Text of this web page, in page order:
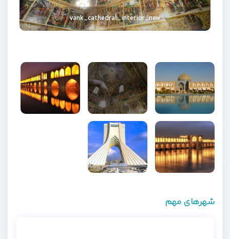
4388756-Royal-Square-in-Esfahan-0
vank_cathedral_interior_new
1280px-Si-o-se-Pol
13_Isfahan 2
Tehran-Azadi-00
شهرهای مهم